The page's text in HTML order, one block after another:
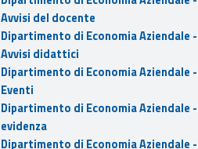
Avvisi del docente
Dipartimento di Economia Aziendale -
Avvisi didattici
Dipartimento di Economia Aziendale -
Eventi
Dipartimento di Economia Aziendale
evidenza
Dipartimento di Economia Aziendale -